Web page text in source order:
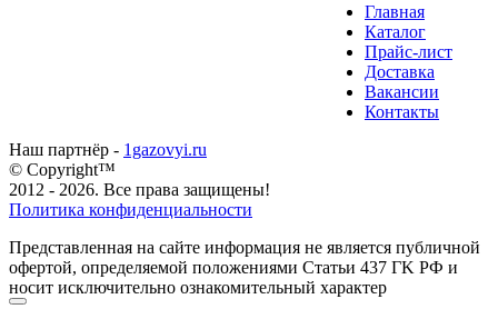
Главная
Каталог
Прайс-лист
Доставка
Вакансии
Контакты
Наш партнёр - 1gazovyi.ru
© Copyright™
2012 - 2026. Все права защищены!
Политика конфиденциальности
Представленная на сайте информация не является публичной
офертой, определяемой положениями Статьи 437 ГK РФ и
носит исключительно ознакомительный характер